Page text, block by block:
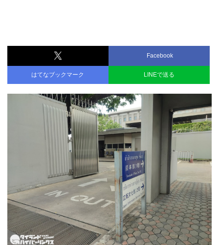
Facebook
はてなブックマーク LINEで送る